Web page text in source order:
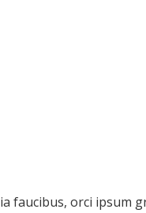
faucibus, orci ipsum